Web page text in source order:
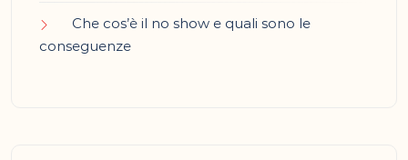
Che cos’è il no show e quali sono le
conseguenze